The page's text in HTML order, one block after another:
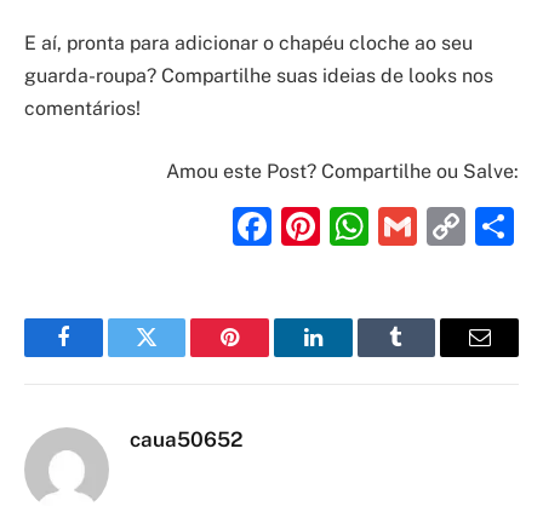
E aí, pronta para adicionar o chapéu cloche ao seu
guarda-roupa? Compartilhe suas ideias de looks nos
comentários!
Amou este Post? Compartilhe ou Salve:
Facebook
Pinterest
Gmail
FacebookTwitter Pinterest LinkedInTumblr Email
caua50652